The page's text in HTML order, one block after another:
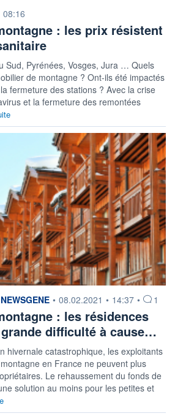
08:16
: les prix résistent
Sud, Pyrénées, Vosges, Jura … Quels
de montagne ? Ont-ils été impactés
fermeture des stations ? Avec la crise
et la fermeture des remontées
• 08.02.2021 • 14:37 • 1
: les résidences
difficulté à cause…
hivernale catastrophique, les exploitants
en France ne peuvent plus
Le rehaussement du fonds de
solution au moins pour les petites et